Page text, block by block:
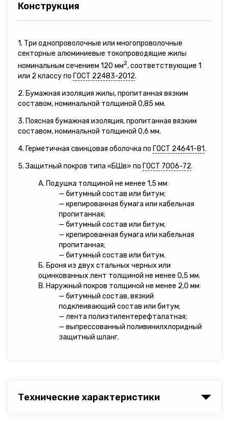
Конструкция
1. Три однопроволочные или многопроволочные
секторные алюминиевые токопроводящие жилы
номинальным сечением 120 мм2, соответствующие 1
или 2 классу по ГОСТ 22483-2012.
2. Бумажная изоляция жилы, пропитанная вязким
составом, номинальной толщиной 0,85 мм.
3. Поясная бумажная изоляция, пропитанная вязким
составом, номинальной толщиной 0,6 мм.
4. Герметичная свинцовая оболочка по ГОСТ 24641-81.
5. Защитный покров типа «БШв» по ГОСТ 7006-72.
А. Подушка толщиной не менее 1,5 мм:
— битумный состав или битум;
— крепированная бумага или кабельная
пропитанная;
— битумный состав или битум;
— крепированная бумага или кабельная
пропитанная;
— битумный состав или битум.
Б. Броня из двух стальных черных или
оцинкованных лент толщиной не менее 0,5 мм.
В. Наружный покров толщиной не менее 2,0 мм:
— битумный состав, вязкий
подклеивающий состав или битум;
— лента полиэтилентерефталатная;
— выпрессованный поливинилхлоридный
защитный шланг.
Технические характеристики